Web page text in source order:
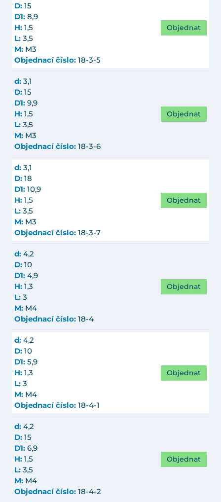
D: 15
D1: 8,9
H: 1,5
L: 3,5
M: M3
Objednací číslo: 18-3-5
Objednat
d: 3,1
D: 15
D1: 9,9
H: 1,5
L: 3,5
M: M3
Objednací číslo: 18-3-6
Objednat
d: 3,1
D: 18
D1: 10,9
H: 1,5
L: 3,5
M: M3
Objednací číslo: 18-3-7
Objednat
d: 4,2
D: 10
D1: 4,9
H: 1,3
L: 3
M: M4
Objednací číslo: 18-4
Objednat
d: 4,2
D: 10
D1: 5,9
H: 1,3
L: 3
M: M4
Objednací číslo: 18-4-1
Objednat
d: 4,2
D: 15
D1: 6,9
H: 1,5
L: 3,5
M: M4
Objednací číslo: 18-4-2
Objednat